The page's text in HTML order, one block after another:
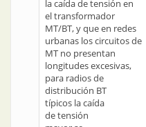
la caída de tensión en
el transformador
MT/BT, y que en redes
urbanas los circuitos de
MT no presentan
longitudes excesivas,
para radios de
distribución BT
típicos la caída
de tensión